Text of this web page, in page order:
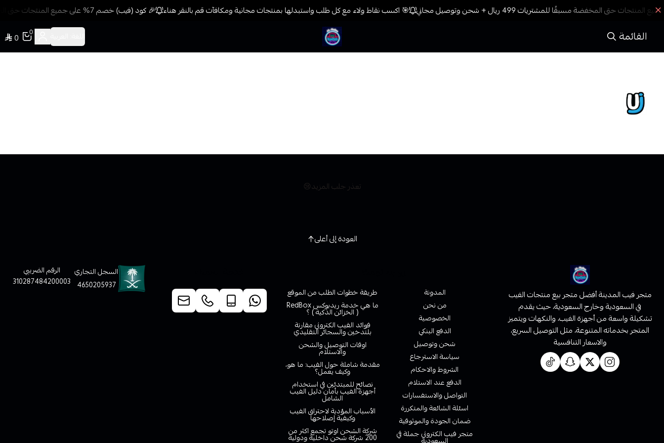
🎯 اكسب نقاط ولاء مع كل طلب واستبدلها بمنتجات مجانية ومكافآت قم بالنقر هناء 🎉 كود (فيب) خصم 7% على جميع المنتجات حتى المخفضة مسبقًا للمشتريات 499 ريال + شحن وتوصيل مجاني
القائمة فيب المدينة
0
0
تعذر جلب المزيد😢
العودة إلى أعلى
متجر فيب المدينة أفضل متجر بيع منتجات الفيب
في السعودية وخارج السعودية، حيث يقدم
تشكيلة واسعة من أجهزة الفيب، والنكهات ويتميز
المتجر بخدماته المتنوعة، مثل التوصيل السريع،
والاسعار التنافسية
المدونة
من نحن
الخصوصية
الدفع البنكي
شحن وتوصيل
سياسة الاسترجاع
الشروط والاحكام
الدفع عند الاستلام
التواصل والاستفسارات
اسئلة الشائعة والمتكررة
ضمان الجودة والموثوقية
متجر فيب الكتروني جملة في
طريقة خطوات الطلب من الموقع
ما هي خدمة ريدبوكس RedBox
( الخزائن الذكية ) ؟
فوائد الفيب الكتروني مقارنة
بلتدخين والسجائر التقليدي
اوقات التوصيل والشحن
والاستلام
مقدمة شاملة حول الفيب: ما هو،
وكيف يعمل؟
نصائح للمبتدئين في استخدام
أجهزة الفيب بأمان دليل الفيب
الشامل
الأسباب المؤدية لاحتراق الفيب
وكيفية إصلاحها
شركة الشحن اوتو تجمع اكثر من
200 شركة شحن داخلية ودولية
السجل التجاري
4650205937
الرقم الضريبي
310287484200003